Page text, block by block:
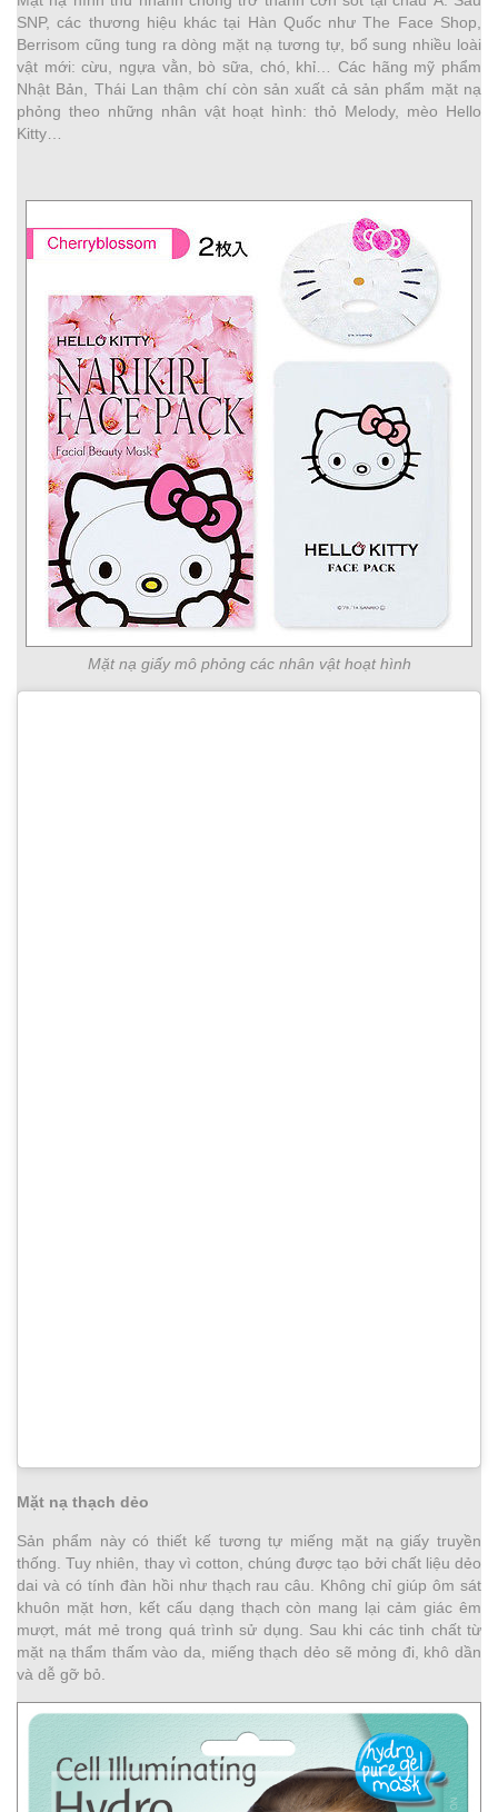
SNP, các thương hiệu khác tại Hàn Quốc như The Face Shop,
Berrisom cũng tung ra dòng mặt nạ tương tự, bổ sung nhiều loài
vật mới: cừu, ngựa vằn, bò sữa, chó, khỉ… Các hãng mỹ phẩm
Nhật Bản, Thái Lan thậm chí còn sản xuất cả sản phẩm mặt nạ
phỏng theo những nhân vật hoạt hình: thỏ Melody, mèo Hello
Kitty…
Mặt nạ giấy mô phỏng các nhân vật hoạt hình
Mặt nạ thạch dẻo
Sản phẩm này có thiết kế tương tự miếng mặt nạ giấy truyền
thống. Tuy nhiên, thay vì cotton, chúng được tạo bởi chất liệu dẻo
dai và có tính đàn hồi như thạch rau câu. Không chỉ giúp ôm sát
khuôn mặt hơn, kết cấu dạng thạch còn mang lại cảm giác êm
mượt, mát mẻ trong quá trình sử dụng. Sau khi các tinh chất từ
mặt nạ thẩm thấm vào da, miếng thạch dẻo sẽ mỏng đi, khô dần
và dễ gỡ bỏ.